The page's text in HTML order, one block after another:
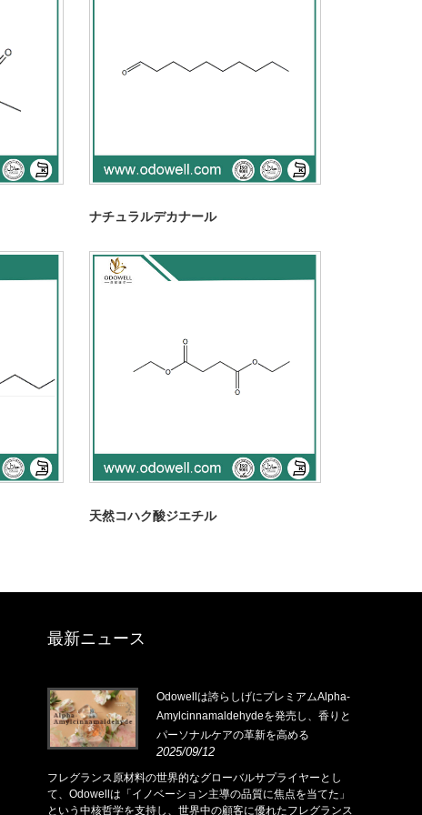
ナチュラルデカナール
天然コハク酸ジエチル
最新ニュース
Odowellは誇らしげにプレミアムAlpha-
Amylcinnamaldehydeを発売し、香りと
パーソナルケアの革新を高める
2025/09/12
フレグランス原材料の世界的なグローバルサプライヤーとし
て、Odowellは「イノベーション主導の品質に焦点を当てた」
という中核哲学を支持し、世界中の顧客に優れたフレグランス